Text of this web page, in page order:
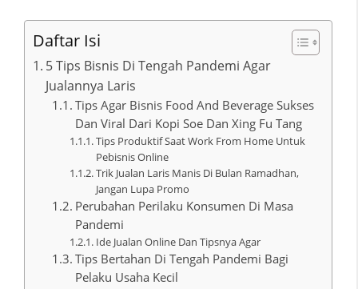
Daftar Isi
5 Tips Bisnis Di Tengah Pandemi Agar
Jualannya Laris
Tips Agar Bisnis Food And Beverage Sukses
Dan Viral Dari Kopi Soe Dan Xing Fu Tang
Tips Produktif Saat Work From Home Untuk
Pebisnis Online
Trik Jualan Laris Manis Di Bulan Ramadhan,
Jangan Lupa Promo
Perubahan Perilaku Konsumen Di Masa
Pandemi
Ide Jualan Online Dan Tipsnya Agar
Tips Bertahan Di Tengah Pandemi Bagi
Pelaku Usaha Kecil